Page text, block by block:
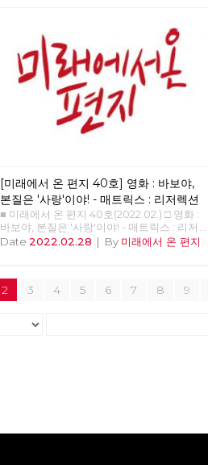
[미래에서 온 편지 40호] 영화 : 바보야,
본질은 '사랑'이야! - 매트릭스 : 리저렉션
■ 미래에서 온 편지 40호(2022.02.) □ 영화 :
바보야, 본질은 '사랑'이야! - 매트릭스 : 리저
렉션 >>>>>> 업로드 준비중 <<<<<<
Date 2022.02.28 | By 미래에서 온 편지
2 3 4 5 6 7 8 9